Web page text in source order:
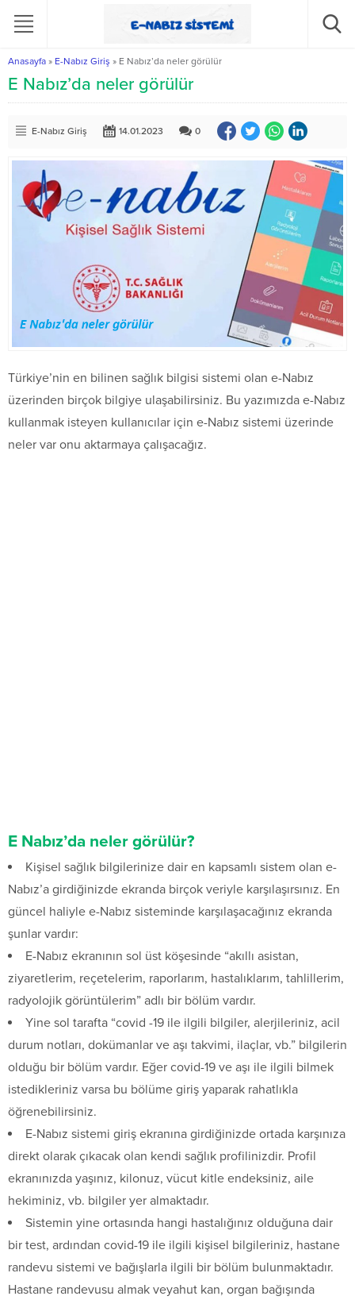
Anasayfa » E-Nabız Giriş » E Nabız’da neler görülür
E Nabız’da neler görülür
E-Nabız Giriş 14.01.2023 0
Türkiye’nin en bilinen sağlık bilgisi sistemi olan e-Nabız
üzerinden birçok bilgiye ulaşabilirsiniz. Bu yazımızda e-Nabız
kullanmak isteyen kullanıcılar için e-Nabız sistemi üzerinde
neler var onu aktarmaya çalışacağız.
E Nabız’da neler görülür?
Kişisel sağlık bilgilerinize dair en kapsamlı sistem olan e-
Nabız’a girdiğinizde ekranda birçok veriyle karşılaşırsınız. En
güncel haliyle e-Nabız sisteminde karşılaşacağınız ekranda
şunlar vardır:
E-Nabız ekranının sol üst köşesinde “akıllı asistan,
ziyaretlerim, reçetelerim, raporlarım, hastalıklarım, tahlillerim,
radyolojik görüntülerim” adlı bir bölüm vardır.
Yine sol tarafta “covid -19 ile ilgili bilgiler, alerjileriniz, acil
durum notları, dokümanlar ve aşı takvimi, ilaçlar, vb.” bilgilerin
olduğu bir bölüm vardır. Eğer covid-19 ve aşı ile ilgili bilmek
istedikleriniz varsa bu bölüme giriş yaparak rahatlıkla
öğrenebilirsiniz.
E-Nabız sistemi giriş ekranına girdiğinizde ortada karşınıza
direkt olarak çıkacak olan kendi sağlık profilinizdir. Profil
ekranınızda yaşınız, kilonuz, vücut kitle endeksiniz, aile
hekiminiz, vb. bilgiler yer almaktadır.
Sistemin yine ortasında hangi hastalığınız olduğuna dair
bir test, ardından covid-19 ile ilgili kişisel bilgileriniz, hastane
randevu sistemi ve bağışlarla ilgili bir bölüm bulunmaktadır.
Hastane randevusu almak veyahut kan, organ bağışında